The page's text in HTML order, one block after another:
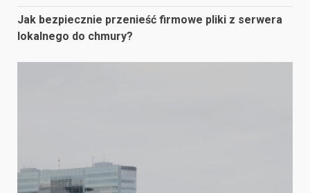
Jak bezpiecznie przenieść firmowe pliki z serwera
lokalnego do chmury?